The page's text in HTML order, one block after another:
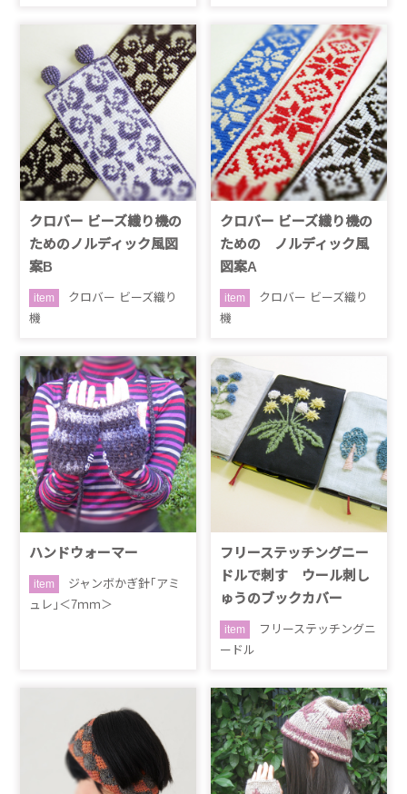
クロバー ビーズ織り機の
ためのノルディック風図
案B
item
クロバー ビーズ織り
機
クロバー ビーズ織り機の
ための ノルディック風
図案A
item
クロバー ビーズ織り
機
ハンドウォーマー
item
ジャンボかぎ針｢アミ
ュレ｣＜7ｍｍ＞
フリーステッチングニー
ドルで刺す ウール刺し
ゅうのブックカバー
item
フリーステッチングニ
ードル